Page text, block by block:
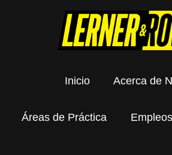
Inicio Acerca de
Áreas de Práctica Empleos